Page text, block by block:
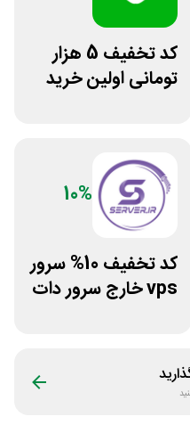
کد تخفیف 5 هزار
تومانی اولین خرید
10%
کد تخفیف 10% سرور
vps خارج سرور دات